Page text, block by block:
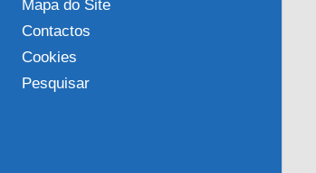
Mapa do Site
Contactos
Cookies
Pesquisar